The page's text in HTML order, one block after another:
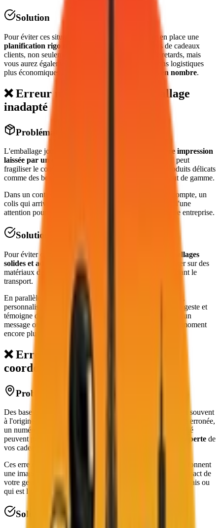
Solution
Pour éviter ces situations, il est essentiel de mettre en place une
planification rigoureuse
. En anticipant vos envois de cadeaux
clients, non seulement vous réduirez les risques de retards, mais
vous aurez également le temps d'explorer des options logistiques
plus économiques comme la
distribution de colis en nombre.
❌ Erreur n°2 : Choisir un emballage
inadapté
Problématique
L'emballage joue un rôle déterminant dans la
première impression
laissée par un cadeau client
. Mal conçu ou négligé, il peut
fragiliser le contenu, en particulier lorsqu'il s'agit de produits délicats
comme des bouteilles de champagne ou des articles haut de gamme.
Dans un contexte professionnel où chaque interaction compte, un
colis qui arrive abîmé peut rapidement
d'une
attention pourtant bien pensée, et nuire à l'image de votre entreprise.
Solution
Pour éviter ce type de désagrément,
choisissez des emballages
solides et adaptés
à la nature des produits expédiés. Miser sur des
matériaux de qualité assure une protection optimale pendant le
transport.
En parallèle, soignez l'aspect visuel : un emballage raffiné,
personnalisé aux couleurs de votre marque, valorise votre geste et
témoigne de votre souci du détail. N'oubliez pas d'ajouter un
message ou une carte à l'intérieur du colis pour rendre ce moment
encore plus spécial.
❌ Erreur n°3 : Ne pas vérifier les
coordonnées des destinataires
Problématique
Des bases de données clients inexactes ou incomplètes sont souvent
à l'origine de complications lors des livraisons. Une adresse erronée,
un numéro de téléphone manquant ou un code d'accès oublié
peuvent provoquer des
retards, des retours colis, voire la perte de
vos cadeaux d'affaires.
Ces erreurs, en plus de générer des coûts supplémentaires, donnent
une image peu professionnelle de l'entreprise. Imaginez l'impact de
votre geste lorsqu'un client attend un cadeau qui n'arrive jamais ou
qui est livré à la mauvaise adresse.
Solution